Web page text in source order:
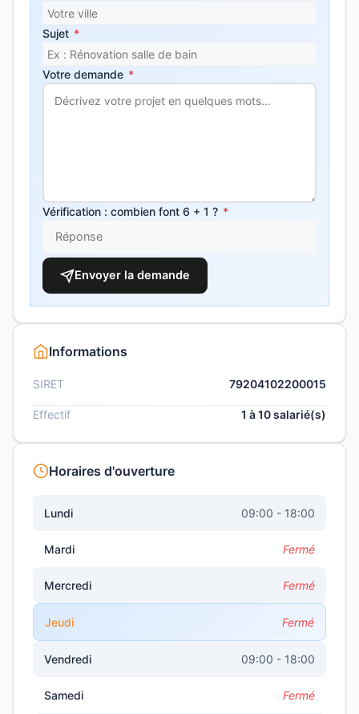
Sujet *
Votre demande *
Vérification : combien font 6 + 1 ? *
Envoyer la demande
Informations
SIRET 79204102200015
Effectif 1 à 10 salarié(s)
Horaires d'ouverture
Lundi 09:00 - 18:00
Mardi Fermé
Mercredi Fermé
Jeudi Fermé
Vendredi 09:00 - 18:00
Samedi Fermé